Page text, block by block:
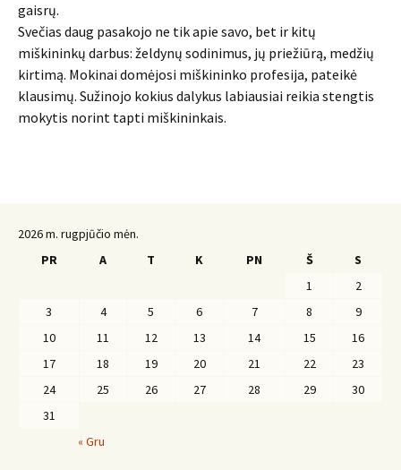
gaisrų.
Svečias daug pasakojo ne tik apie savo, bet ir kitų
miškininkų darbus: želdynų sodinimus, jų priežiūrą, medžių
kirtimą. Mokinai domėjosi miškininko profesija, pateikė
klausimų. Sužinojo kokius dalykus labiausiai reikia stengtis
mokytis norint tapti miškininkais.
2026 m. rugpjūčio mėn.
PR
A T K PN Š
S
1
2
3
4 5 6 7 8
9
10
11 12 13 14 15
16
17
18 19 20 21 22
23
24
25 26 27 28 29
30
31
« Gru